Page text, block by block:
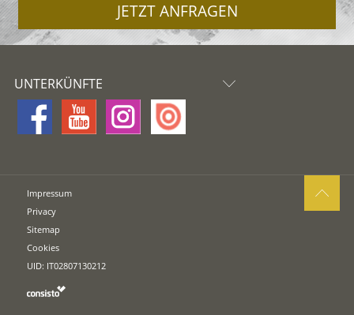
JETZT ANFRAGEN
UNTERKÜNFTE
Impressum
Privacy
Sitemap
Cookies
UID: IT02807130212